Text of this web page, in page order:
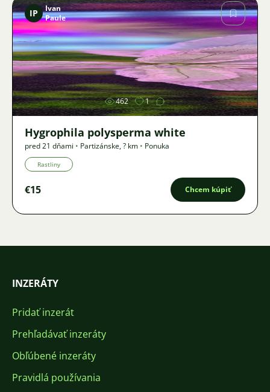
Obrázok
IP
Ivan
Paule
462 1
Hygrophila polysperma white
pred 21 dňami • Partizánske,? km • Ponuka
Rastliny
€15 Chcem kúpiť
INZERÁTY
Pridať inzerát
Prehľadávať inzeráty
Obľúbené inzeráty
Pravidlá používania